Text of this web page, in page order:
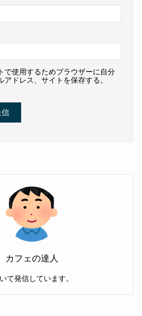
で使用するためブラウザーに自分
アドレス、サイトを保存する。
カフェの達人
て発信しています。